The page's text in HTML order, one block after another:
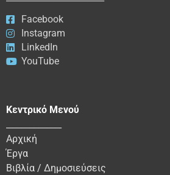
Facebook
Instagram
LinkedIn
YouTube
Κεντρικό Μενού
Αρχική
Έργα
Βιβλία / Δημοσιεύσεις